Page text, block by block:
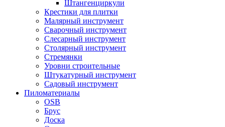
Штангенциркули
Крестики для плитки
Малярный инструмент
Сварочный инструмент
Слесарный инструмент
Столярный инструмент
Стремянки
Уровни строительные
Штукатурный инструмент
Садовый инструмент
Пиломатериалы
OSB
Брус
Доска